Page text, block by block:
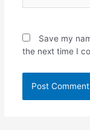
Save my
the next time I